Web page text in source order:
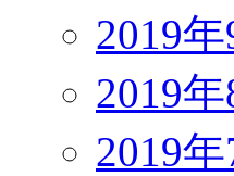
2019
2019
2019